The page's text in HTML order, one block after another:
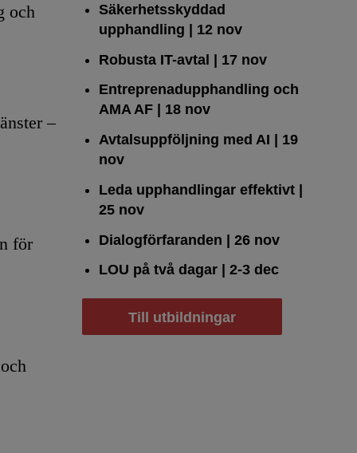
och
–
för
Säkerhetsskyddad
upphandling | 12 nov
Robusta IT-avtal | 17 nov
Entreprenadupphandling och
AMA AF | 18 nov
Avtalsuppföljning med AI | 19
nov
Leda upphandlingar effektivt |
25 nov
Dialogförfaranden | 26 nov
LOU på två dagar | 2-3 dec
Till utbildningar